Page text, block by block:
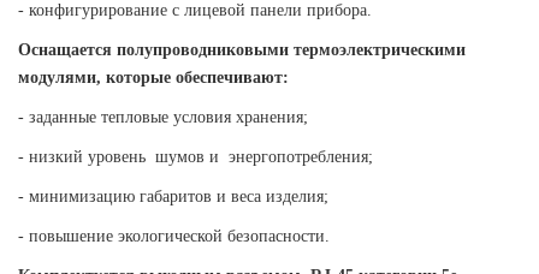
- конфигурирование с лицевой панели прибора.
Оснащается полупроводниковыми термоэлектрическими
модулями, которые обеспечивают:
- заданные тепловые условия хранения;
- низкий уровень шумов и энергопотребления;
- минимизацию габаритов и веса изделия;
- повышение экологической безопасности.